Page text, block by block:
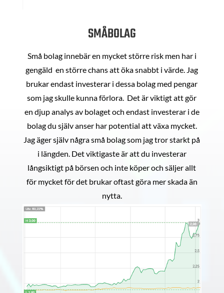
SMÅBOLAG
Små bolag innebär en mycket större risk men har i
gengäld en större chans att öka snabbt i värde. Jag
brukar endast investerar i dessa bolag med pengar
som jag skulle kunna förlora. Det är viktigt att gör
en djup analys av bolaget och endast investerar i de
bolag du själv anser har potential att växa mycket.
Jag äger själv några små bolag som jag tror starkt på
i längden. Det viktigaste är att du investerar
långsiktigt på börsen och inte köper och säljer allt
för mycket för det brukar oftast göra mer skada än
nytta.